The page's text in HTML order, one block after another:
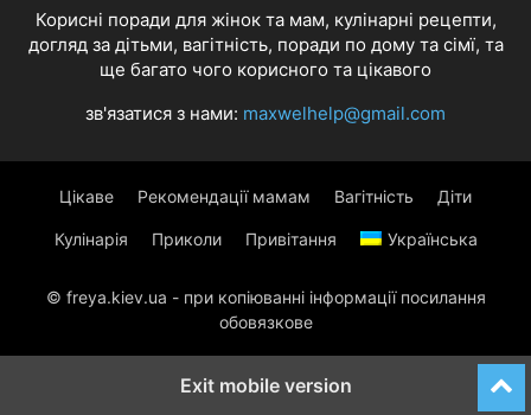
Корисні поради для жінок та мам, кулінарні рецепти,
догляд за дітьми, вагітність, поради по дому та сімї, та
ще багато чого корисного та цікавого
зв'язатися з нами: maxwelhelp@gmail.com
Цікаве Рекомендації мамам Вагітність Діти
Кулінарія Приколи Привітання Українська
© freya.kiev.ua - при копіюванні інформації посилання
обовязкове
Exit mobile version